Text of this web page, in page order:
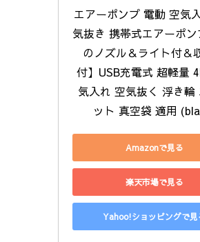
エアーポンプ 電動 空気
気抜き 携帯式エアーポン
のノズル＆ライト付＆
付】USB充電式 超軽量
気入れ 空気抜く 浮き輪
ット 真空袋 適用
Amazonで見る
楽天市場で見る
Yahoo!ショッピングで見